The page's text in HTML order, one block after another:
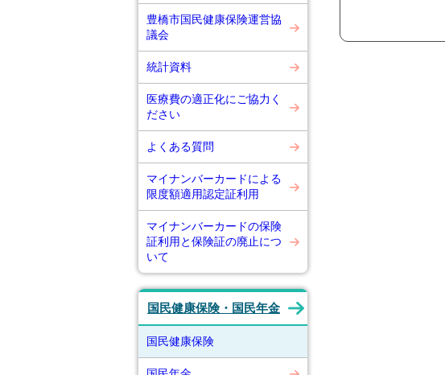
豊橋市国民健康保険運営協
議会
統計資料
医療費の適正化にご協力く
ださい
よくある質問
マイナンバーカードによる
限度額適用認定証利用
マイナンバーカードの保険
証利用と保険証の廃止につ
いて
国民健康保険・国民年金
国民健康保険